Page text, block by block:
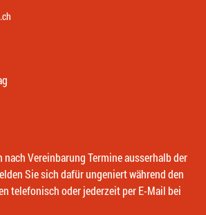
nach Vereinbarung Termine ausserhalb der
Sie sich dafür ungeniert während den
telefonisch oder jederzeit per E-Mail bei